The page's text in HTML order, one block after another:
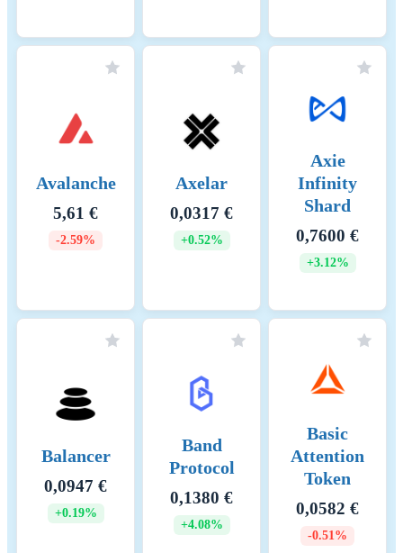
Avalanche
5,61 €
-2.59%
Axelar
0,0317 €
+0.52%
Axie
Infinity
Shard
0,7600 €
+3.12%
Balancer
0,0947 €
+0.19%
Band
Protocol
0,1380 €
+4.08%
Basic
Attention
Token
0,0582 €
-0.51%